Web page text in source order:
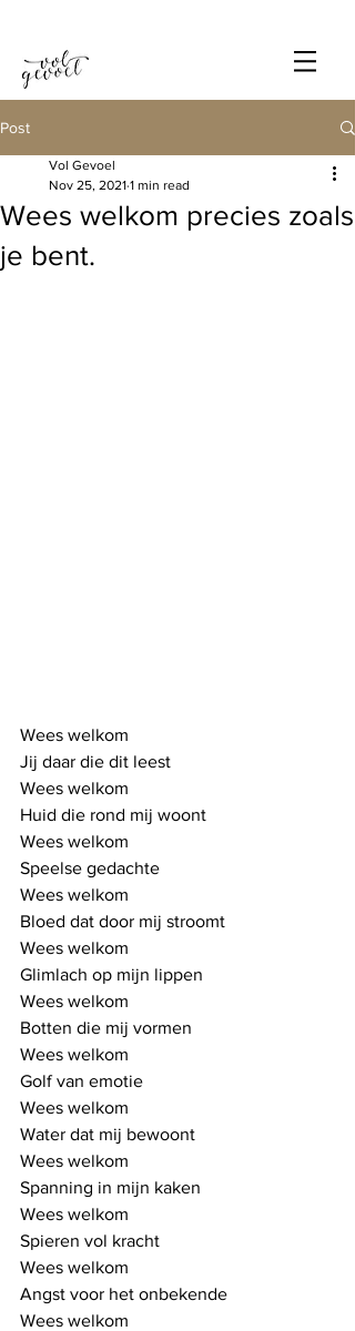
Post
Wees welkom precies zoals
je bent.
Vol Gevoel
Nov 25, 2021 1 min read
Wees welkom
Jij daar die dit leest
Wees welkom
Huid die rond mij woont
Wees welkom
Speelse gedachte
Wees welkom
Bloed dat door mij stroomt
Wees welkom
Glimlach op mijn lippen
Wees welkom
Botten die mij vormen
Wees welkom
Golf van emotie
Wees welkom
Water dat mij bewoont
Wees welkom
Spanning in mijn kaken
Wees welkom
Spieren vol kracht
Wees welkom
Angst voor het onbekende
Wees welkom